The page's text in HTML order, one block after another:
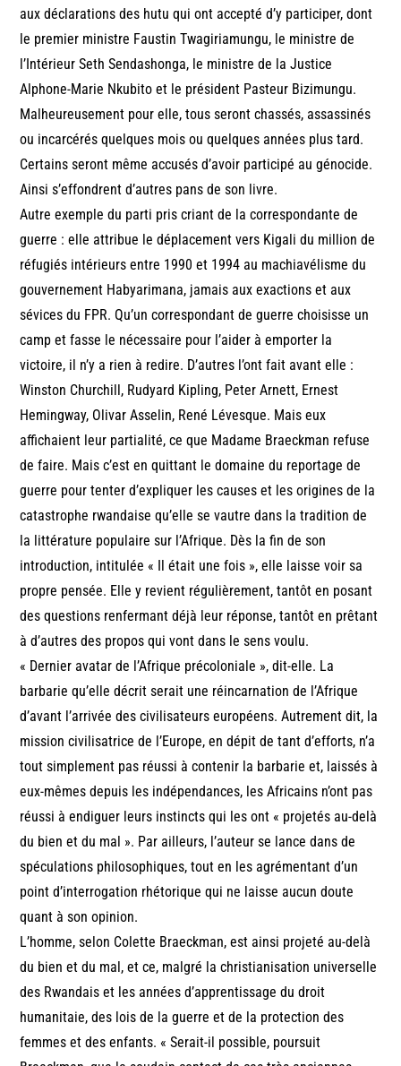
aux déclarations des hutu qui ont accepté d’y participer, dont
le premier ministre Faustin Twagiriamungu, le ministre de
l’Intérieur Seth Sendashonga, le ministre de la Justice
Alphone-Marie Nkubito et le président Pasteur Bizimungu.
Malheureusement pour elle, tous seront chassés, assassinés
ou incarcérés quelques mois ou quelques années plus tard.
Certains seront même accusés d’avoir participé au génocide.
Ainsi s’effondrent d’autres pans de son livre.
Autre exemple du parti pris criant de la correspondante de
guerre : elle attribue le déplacement vers Kigali du million de
réfugiés intérieurs entre 1990 et 1994 au machiavélisme du
gouvernement Habyarimana, jamais aux exactions et aux
sévices du FPR. Qu’un correspondant de guerre choisisse un
camp et fasse le nécessaire pour l’aider à emporter la
victoire, il n’y a rien à redire. D’autres l’ont fait avant elle :
Winston Churchill, Rudyard Kipling, Peter Arnett, Ernest
Hemingway, Olivar Asselin, René Lévesque. Mais eux
affichaient leur partialité, ce que Madame Braeckman refuse
de faire. Mais c’est en quittant le domaine du reportage de
guerre pour tenter d’expliquer les causes et les origines de la
catastrophe rwandaise qu’elle se vautre dans la tradition de
la littérature populaire sur l’Afrique. Dès la fin de son
introduction, intitulée « Il était une fois », elle laisse voir sa
propre pensée. Elle y revient régulièrement, tantôt en posant
des questions renfermant déjà leur réponse, tantôt en prêtant
à d’autres des propos qui vont dans le sens voulu.
« Dernier avatar de l’Afrique précoloniale », dit-elle. La
barbarie qu’elle décrit serait une réincarnation de l’Afrique
d’avant l’arrivée des civilisateurs européens. Autrement dit, la
mission civilisatrice de l’Europe, en dépit de tant d’efforts, n’a
tout simplement pas réussi à contenir la barbarie et, laissés à
eux-mêmes depuis les indépendances, les Africains n’ont pas
réussi à endiguer leurs instincts qui les ont « projetés au-delà
du bien et du mal ». Par ailleurs, l’auteur se lance dans de
spéculations philosophiques, tout en les agrémentant d’un
point d’interrogation rhétorique qui ne laisse aucun doute
quant à son opinion.
L’homme, selon Colette Braeckman, est ainsi projeté au-delà
du bien et du mal, et ce, malgré la christianisation universelle
des Rwandais et les années d’apprentissage du droit
humanitaie, des lois de la guerre et de la protection des
femmes et des enfants. « Serait-il possible, poursuit